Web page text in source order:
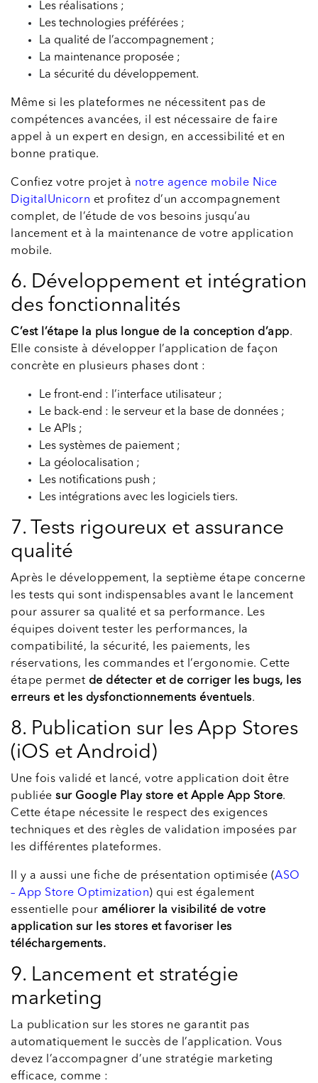
Les réalisations ;
Les technologies préférées ;
La qualité de l’accompagnement ;
La maintenance proposée ;
La sécurité du développement.
Même si les plateformes ne nécessitent pas de
compétences avancées, il est nécessaire de faire
appel à un expert en design, en accessibilité et en
bonne pratique.
Confiez votre projet à notre agence mobile Nice
DigitalUnicorn et profitez d’un accompagnement
complet, de l’étude de vos besoins jusqu’au
lancement et à la maintenance de votre application
mobile.
6. Développement et intégration
des fonctionnalités
C’est l’étape la plus longue de la conception d’app.
Elle consiste à développer l’application de façon
concrète en plusieurs phases dont :
Le front-end : l’interface utilisateur ;
Le back-end : le serveur et la base de données ;
Le APIs ;
Les systèmes de paiement ;
La géolocalisation ;
Les notifications push ;
Les intégrations avec les logiciels tiers.
7. Tests rigoureux et assurance
qualité
Après le développement, la septième étape concerne
les tests qui sont indispensables avant le lancement
pour assurer sa qualité et sa performance. Les
équipes doivent tester les performances, la
compatibilité, la sécurité, les paiements, les
réservations, les commandes et l’ergonomie. Cette
étape permet de détecter et de corriger les bugs, les
erreurs et les dysfonctionnements éventuels.
8. Publication sur les App Stores
(iOS et Android)
Une fois validé et lancé, votre application doit être
publiée sur Google Play store et Apple App Store.
Cette étape nécessite le respect des exigences
techniques et des règles de validation imposées par
les différentes plateformes.
Il y a aussi une fiche de présentation optimisée (ASO
– App Store Optimization) qui est également
essentielle pour améliorer la visibilité de votre
application sur les stores et favoriser les
téléchargements.
9. Lancement et stratégie
marketing
La publication sur les stores ne garantit pas
automatiquement le succès de l’application. Vous
devez l’accompagner d’une stratégie marketing
efficace, comme :